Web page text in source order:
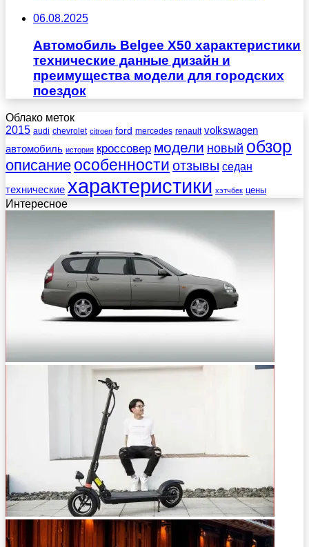
06.08.2025
Автомобиль Belgee X50 характеристики
технические данные дизайн и
преимущества модели для городских
поездок
Облако меток
2015 audi chevrolet citroen ford mercedes renault volkswagen
автомобиль история кроссовер модели новый обзор
описание особенности отзывы седан
технические характеристики хэтчбек цены
Интересное